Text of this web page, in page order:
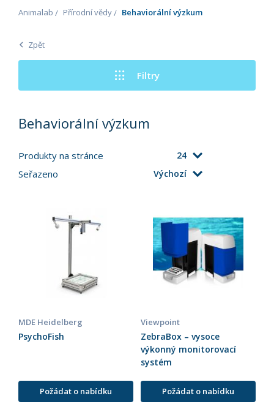
Animalab Přírodní vědy Behaviorální výzkum
Zpět
Filtry
Behaviorální výzkum
Produkty na stránce 24
Seřazeno Výchozí
MDE Heidelberg
PsychoFish
Požádat o nabídku
Viewpoint
ZebraBox – vysoce
výkonný monitorovací
systém
Požádat o nabídku